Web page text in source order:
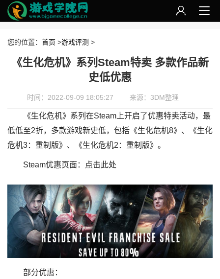
您的位置： 首页 >游戏评测 >
《生化危机》系列Steam特卖 多款作品新
史低优惠
时间：2022-09-09 18:05:27 来源：3DM整理
《生化危机》系列在Steam上开启了优惠特卖活动，最
低低至2折，多款游戏新史低，包括《生化危机8》、《生化
危机3：重制版》、《生化危机2：重制版》。
Steam优惠页面：点击此处
部分优惠：